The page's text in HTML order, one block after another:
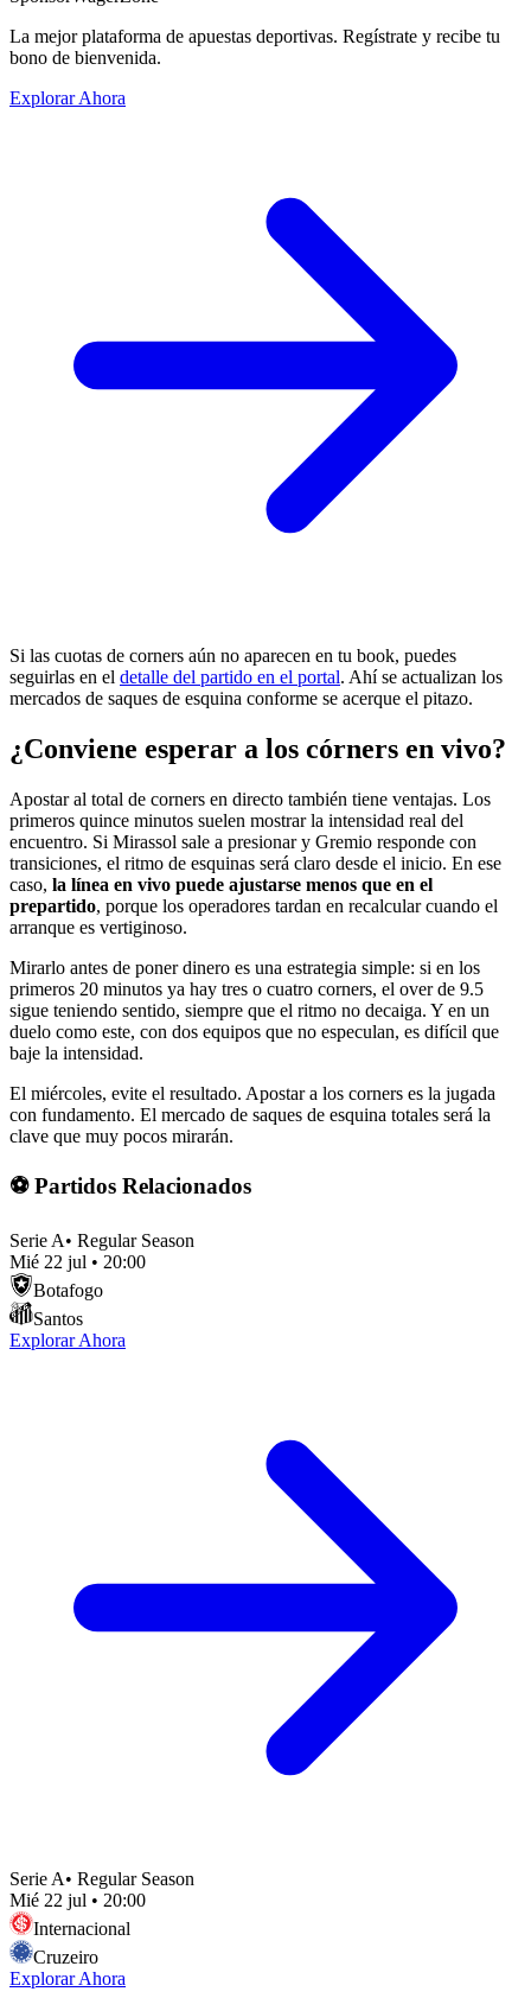
La mejor plataforma de apuestas deportivas. Regístrate y recibe tu
bono de bienvenida.
Explorar Ahora
Si las cuotas de corners aún no aparecen en tu book, puedes
seguirlas en el detalle del partido en el portal. Ahí se actualizan los
mercados de saques de esquina conforme se acerque el pitazo.
¿Conviene esperar a los córners en vivo?
Apostar al total de corners en directo también tiene ventajas. Los
primeros quince minutos suelen mostrar la intensidad real del
encuentro. Si Mirassol sale a presionar y Gremio responde con
transiciones, el ritmo de esquinas será claro desde el inicio. En ese
caso, la línea en vivo puede ajustarse menos que en el
prepartido, porque los operadores tardan en recalcular cuando el
arranque es vertiginoso.
Mirarlo antes de poner dinero es una estrategia simple: si en los
primeros 20 minutos ya hay tres o cuatro corners, el over de 9.5
sigue teniendo sentido, siempre que el ritmo no decaiga. Y en un
duelo como este, con dos equipos que no especulan, es difícil que
baje la intensidad.
El miércoles, evite el resultado. Apostar a los corners es la jugada
con fundamento. El mercado de saques de esquina totales será la
clave que muy pocos mirarán.
⚽ Partidos Relacionados
Serie A• Regular Season
Mié 22 jul • 20:00
Botafogo
Santos
Explorar Ahora
Serie A• Regular Season
Mié 22 jul • 20:00
Internacional
Cruzeiro
Explorar Ahora